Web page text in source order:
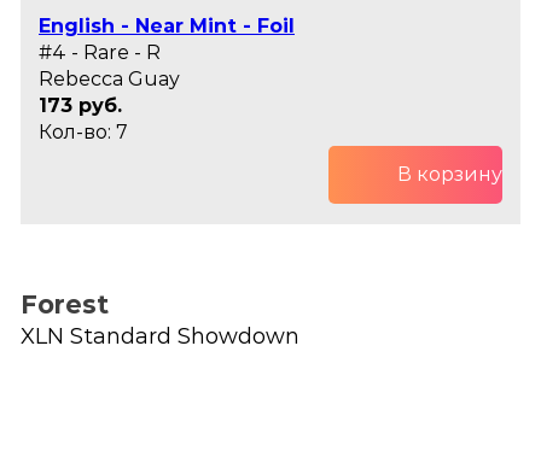
English - Near Mint - Foil
#4 - Rare - R
Rebecca Guay
173 руб.
Кол-во: 7
В корзину
Forest
XLN Standard Showdown